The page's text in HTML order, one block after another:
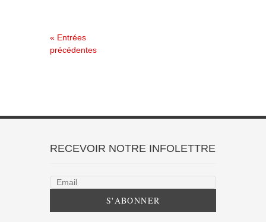
« Entrées
précédentes
RECEVOIR NOTRE INFOLETTRE